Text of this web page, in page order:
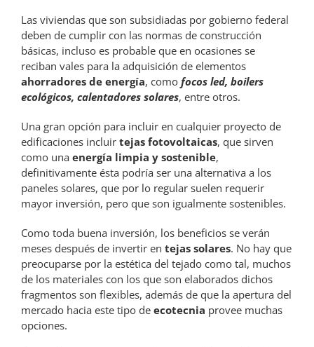
Las viviendas que son subsidiadas por gobierno federal
deben de cumplir con las normas de construcción
básicas, incluso es probable que en ocasiones se
reciban vales para la adquisición de elementos
ahorradores de energía, como focos led, boilers
ecológicos, calentadores solares, entre otros.
Una gran opción para incluir en cualquier proyecto de
edificaciones incluir tejas fotovoltaicas, que sirven
como una energía limpia y sostenible,
definitivamente ésta podría ser una alternativa a los
paneles solares, que por lo regular suelen requerir
mayor inversión, pero que son igualmente sostenibles.
Como toda buena inversión, los beneficios se verán
meses después de invertir en tejas solares. No hay que
preocuparse por la estética del tejado como tal, muchos
de los materiales con los que son elaborados dichos
fragmentos son flexibles, además de que la apertura del
mercado hacia este tipo de ecotecnia provee muchas
opciones.